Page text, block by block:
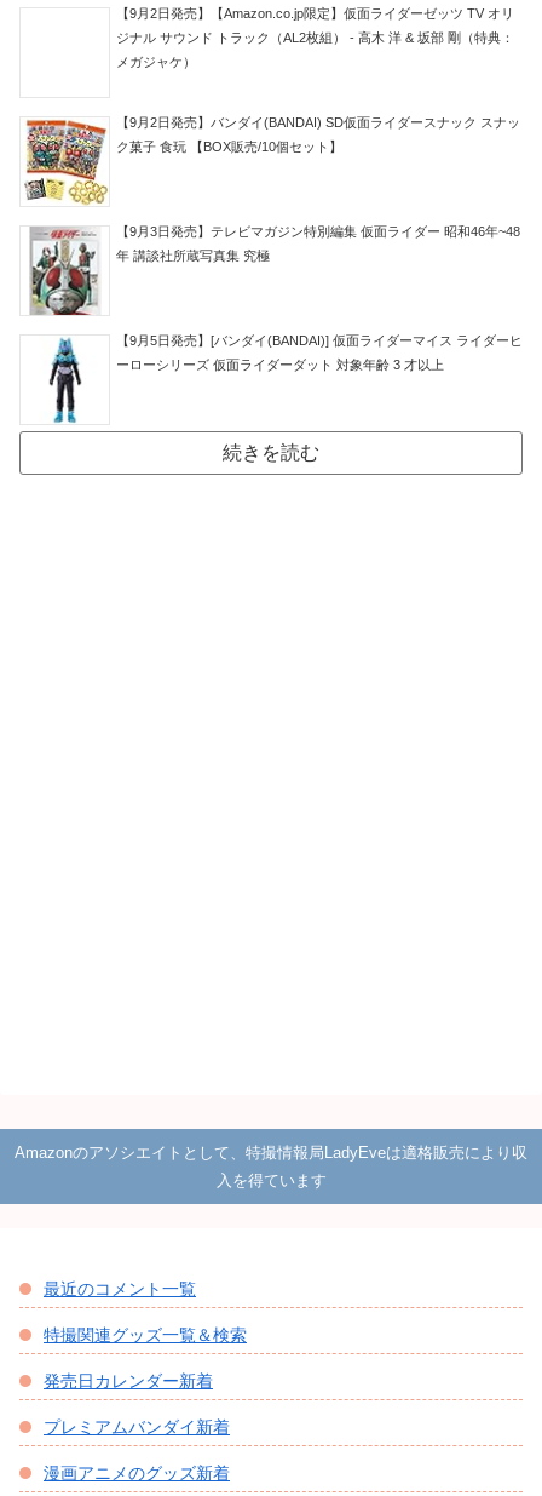
【9月2日発売】【Amazon.co.jp限定】仮面ライダーゼッツ TV オリ
ジナル サウンド トラック（AL2枚組） - 高木 洋 & 坂部 剛（特典：
メガジャケ）
【9月2日発売】バンダイ(BANDAI) SD仮面ライダースナック スナッ
ク菓子 食玩 【BOX販売/10個セット】
【9月3日発売】テレビマガジン特別編集 仮面ライダー 昭和46年~48
年 講談社所蔵写真集 究極
【9月5日発売】[バンダイ(BANDAI)] 仮面ライダーマイス ライダーヒ
ーローシリーズ 仮面ライダーダット 対象年齢 3 才以上
続きを読む
Amazonのアソシエイトとして、特撮情報局LadyEveは適格販売により収
入を得ています
最近のコメント一覧
特撮関連グッズ一覧＆検索
発売日カレンダー新着
プレミアムバンダイ新着
漫画アニメのグッズ新着